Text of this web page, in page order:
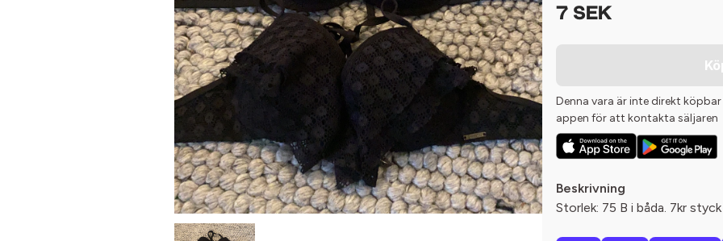
7 SEK
Denna vara är inte direkt
appen för att kontakta säljaren
Beskrivning
Storlek: 75 B i båda. 7kr